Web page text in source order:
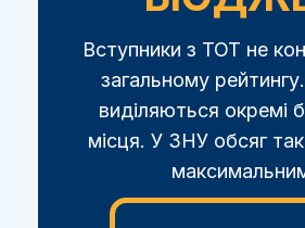
Вступники з ТОТ не
загальному
виділяються окремі
місця. У ЗНУ обсяг